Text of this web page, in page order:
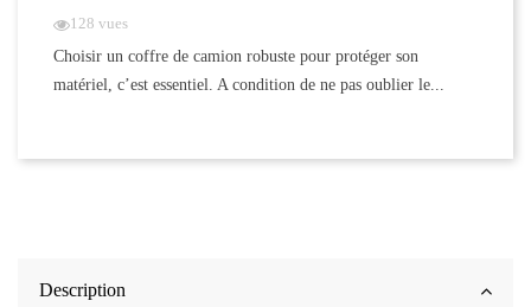
128 vues
Choisir un coffre de camion robuste pour protéger son
matériel, c’est essentiel. A condition de ne pas oublier le...
Description